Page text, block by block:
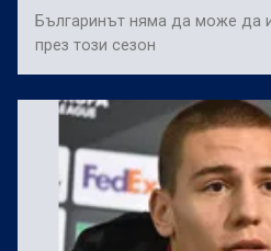
Българинът няма да може да
през този сезон